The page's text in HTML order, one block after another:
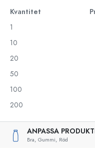
Kvantitet
1
10
20
50
100
200
ANPASSA
Bra, Gummi, Röd